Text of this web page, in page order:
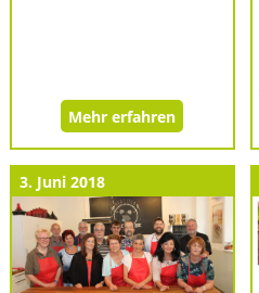
Mehr erfahren
3. Juni 2018